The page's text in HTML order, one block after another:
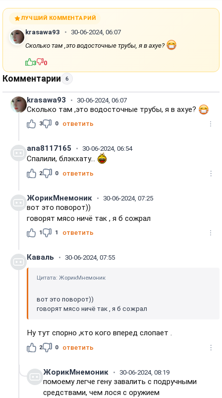
ЛУЧШИЙ КОММЕНТАРИЙ
krasawa93
30-06-2024, 06:07
Сколько там ,это водосточные трубы, я в ахуе?
3 0
Комментарии 6
krasawa93 30-06-2024, 06:07
Сколько там ,это водосточные трубы, я в ахуе?
3 0 ответить
ana8117165 30-06-2024, 06:54
Спалили, блэкхату...
2 0 ответить
ЖорикМнемоник 30-06-2024, 07:25
вот это поворот))
говорят мясо ничё так , я б сожрал
1 1 ответить
Каваль 30-06-2024, 07:55
Цитата: ЖорикМнемоник
вот это поворот))
говорят мясо ничё так , я б сожрал
Ну тут спорно ,кто кого вперед слопает .
2 0 ответить
ЖорикМнемоник 30-06-2024, 08:19
помоему легче гену завалить с подручными
средствами, чем лося с оружием